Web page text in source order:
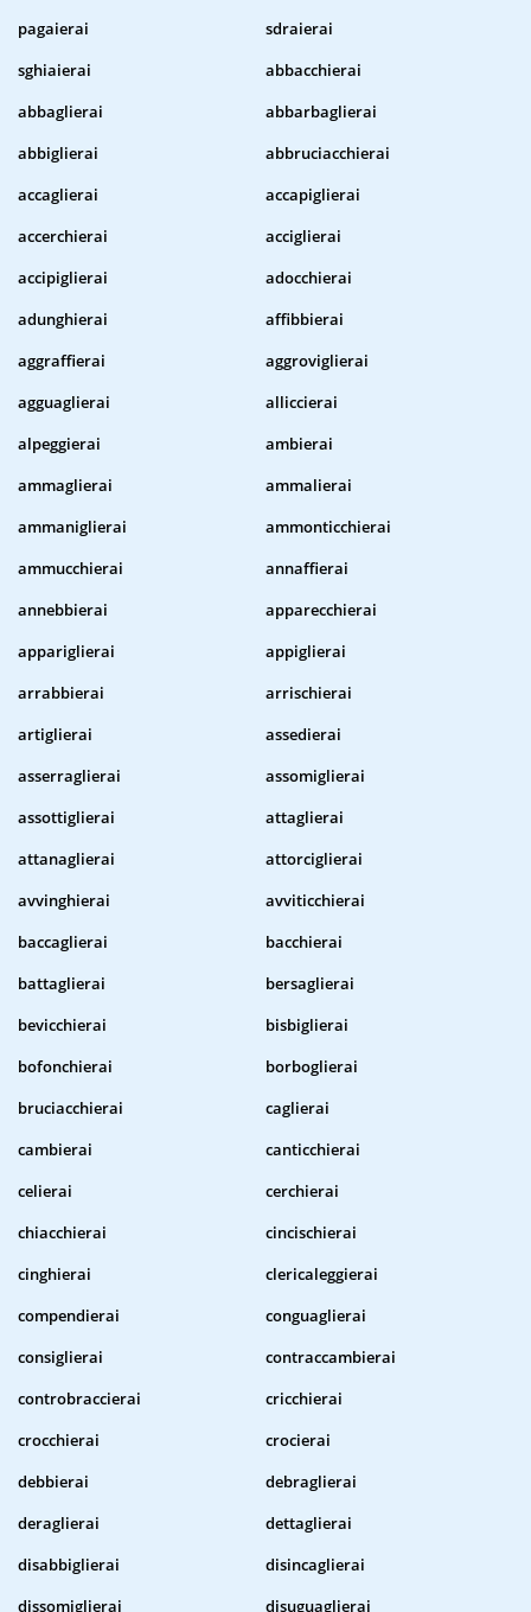
pagaierai
sdraierai
sghiaierai
abbacchierai
abbaglierai
abbarbaglierai
abbiglierai
abbruciacchierai
accaglierai
accapiglierai
accerchierai
acciglierai
accipiglierai
adocchierai
adunghierai
affibbierai
aggraffierai
aggroviglierai
agguaglierai
alliccierai
alpeggierai
ambierai
ammaglierai
ammalierai
ammaniglierai
ammonticchierai
ammucchierai
annaffierai
annebbierai
apparecchierai
appariglierai
appiglierai
arrabbierai
arrischierai
artiglierai
assedierai
asserraglierai
assomiglierai
assottiglierai
attaglierai
attanaglierai
attorciglierai
avvinghierai
avviticchierai
baccaglierai
bacchierai
battaglierai
bersaglierai
bevicchierai
bisbiglierai
bofonchierai
borboglierai
bruciacchierai
caglierai
cambierai
canticchierai
celierai
cerchierai
chiacchierai
cincischierai
cinghierai
clericaleggierai
compendierai
conguaglierai
consiglierai
contraccambierai
controbraccierai
cricchierai
crocchierai
crocierai
debbierai
debraglierai
deraglierai
dettaglierai
disabbiglierai
disincaglierai
dissomiglierai
disuguaglierai